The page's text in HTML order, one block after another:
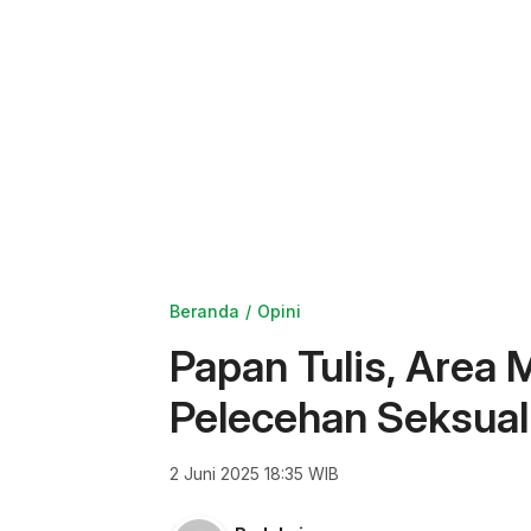
Beranda Opini
Papan Tulis, Area
Pelecehan
2 Juni 2025 18:35 WIB